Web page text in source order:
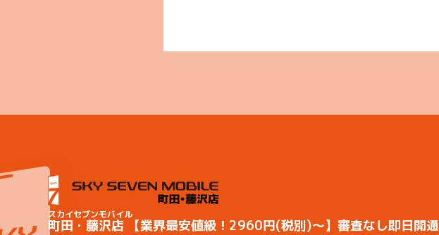
スカイセブンモバイル
町田・藤沢店 【業界最安値級！2960円(税別)〜】審査なし即日開通